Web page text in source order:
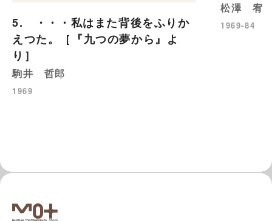
5. ・・・私はまた背後をふりか
えつた。［『九つの夢から』よ
り］
駒井 哲郎
1969
松澤 宥
1969-84